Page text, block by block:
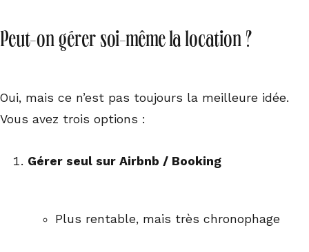
Peut-on gérer soi-même la location ?
Oui, mais ce n’est pas toujours la meilleure idée.
Vous avez trois options :
Gérer seul sur Airbnb / Booking
Plus rentable, mais très chronophage